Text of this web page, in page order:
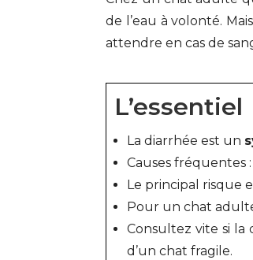
de l’eau à volonté.
attendre en cas de
L’essentiel
La diarrhée est un
Causes fréquentes :
Le principal risque
Pour un chat
Consultez vite si la
d’un chat fragile.